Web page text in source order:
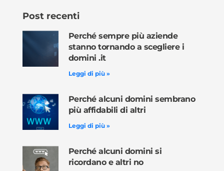
Post recenti
Perché sempre più aziende
stanno tornando a scegliere i
domini .it
Leggi di più »
Perché alcuni domini sembrano
più affidabili di altri
Leggi di più »
Perché alcuni domini si
ricordano e altri no